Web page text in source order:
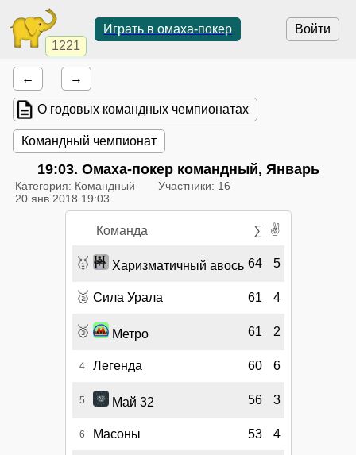
1221
Войти
Играть в омаха-покер
← →
О годовых командных чемпионатах
Командный чемпионат
19:03. Омаха-покер командный, Январь
Категория: Командный
Участники: 16
20 янв 2018 19:03
Команда ∑ ✌
🥇 Харизматичный авось 64 5
🥈 Сила Урала 61 4
🥉 Метро 61 2
4 Легенда 60 6
5 Май 32 56 3
6 Масоны 53 4